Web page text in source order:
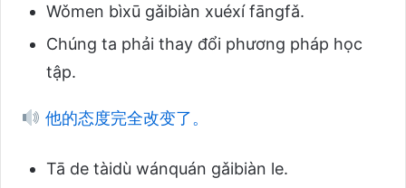
Wǒmen bìxū gǎibiàn xuéxí fāngfǎ.
Chúng ta phải thay đổi phương pháp học
tập.
他的态度完全改变了。
Tā de tàidù wánquán gǎibiàn le.